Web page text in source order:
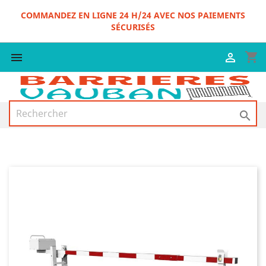
COMMANDEZ EN LIGNE 24 H/24 AVEC NOS PAIEMENTS
SÉCURISÉS
 shopping_cart

